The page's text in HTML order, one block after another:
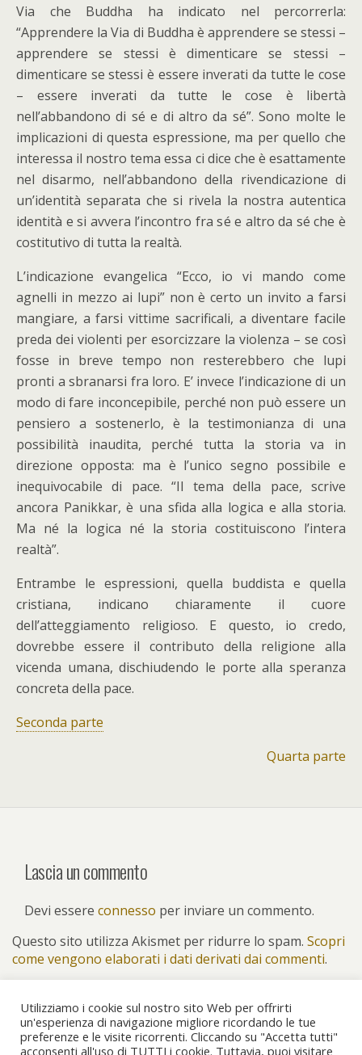
Via che Buddha ha indicato nel percorrerla:
“Apprendere la Via di Buddha è apprendere se stessi –
apprendere se stessi è dimenticare se stessi –
dimenticare se stessi è essere inverati da tutte le cose
– essere inverati da tutte le cose è libertà
nell’abbandono di sé e di altro da sé”. Sono molte le
implicazioni di questa espressione, ma per quello che
interessa il nostro tema essa ci dice che è esattamente
nel disarmo, nell’abbandono della rivendicazione di
un’identità separata che si rivela la nostra autentica
identità e si avvera l’incontro fra sé e altro da sé che è
costitutivo di tutta la realtà.
L’indicazione evangelica “Ecco, io vi mando come
agnelli in mezzo ai lupi” non è certo un invito a farsi
mangiare, a farsi vittime sacrificali, a diventare facile
preda dei violenti per esorcizzare la violenza – se così
fosse in breve tempo non resterebbero che lupi
pronti a sbranarsi fra loro. E’ invece l’indicazione di un
modo di fare inconcepibile, perché non può essere un
pensiero a sostenerlo, è la testimonianza di una
possibilità inaudita, perché tutta la storia va in
direzione opposta: ma è l’unico segno possibile e
inequivocabile di pace. “Il tema della pace, scrive
ancora Panikkar, è una sfida alla logica e alla storia.
Ma né la logica né la storia costituiscono l’intera
realtà”.
Entrambe le espressioni, quella buddista e quella
cristiana, indicano chiaramente il cuore
dell’atteggiamento religioso. E questo, io credo,
dovrebbe essere il contributo della religione alla
vicenda umana, dischiudendo le porte alla speranza
concreta della pace.
Seconda parte
Quarta parte
Lascia un commento
Devi essere connesso per inviare un commento.
Questo sito utilizza Akismet per ridurre lo spam. Scopri
come vengono elaborati i dati derivati dai commenti.
Torna su
Utilizziamo i cookie sul nostro sito Web per offrirti
un'esperienza di navigazione migliore ricordando le tue
preferenze e le visite ricorrenti. Cliccando su "Accetta tutti"
acconsenti all'uso di TUTTI i cookie. Tuttavia, puoi visitare